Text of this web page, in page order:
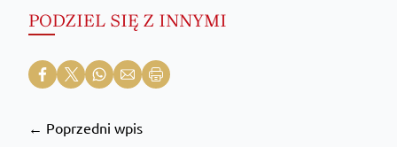
PODZIEL SIĘ Z INNYMI
← Poprzedni wpis